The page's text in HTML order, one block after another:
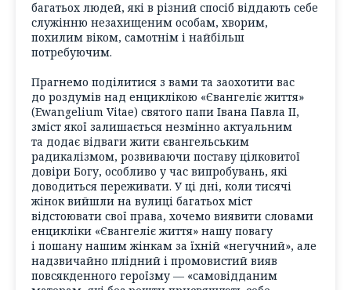
багатьох людей, які в різний спосіб віддають себе
служінню незахищеним особам, хворим,
похилим віком, самотнім і найбільш
потребуючим.
Прагнемо поділитися з вами та заохотити вас
до роздумів над енциклікою «Євангеліє життя»
(Ewangelium Vitae) святого папи Івана Павла ІI,
зміст якої залишається незмінно актуальним
та додає відваги жити євангельським
радикалізмом, розвиваючи поставу цілковитої
довіри Богу, особливо у час випробувань, які
доводиться переживати. У ці дні, коли тисячі
жінок вийшли на вулиці багатьох міст
відстоювати свої права, хочемо виявити словами
енцикліки «Євангеліє життя» нашу повагу
і пошану нашим жінкам за їхній «негучний», але
надзвичайно плідний і промовистий вияв
повсякденного героїзму — «самовідданим